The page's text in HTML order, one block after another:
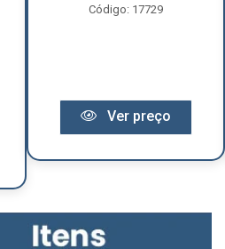
Código: 17729
Ver preço